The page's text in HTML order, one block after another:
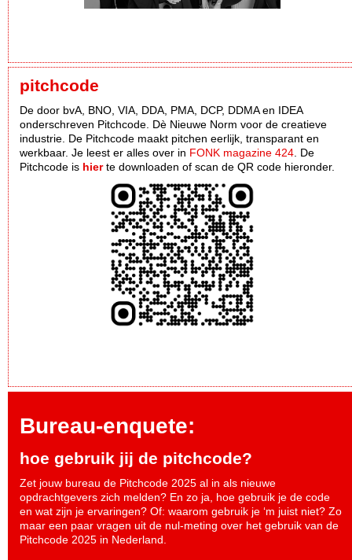
pitchcode
De door bvA, BNO, VIA, DDA, PMA, DCP, DDMA en IDEA
onderschreven Pitchcode. Dè Nieuwe Norm voor de creatieve
industrie. De Pitchcode maakt pitchen eerlijk, transparant en
werkbaar. Je leest er alles over in FONK magazine 424 . De
Pitchcode is hierte downloaden of scan de QR code hieronder.
Bureau-enquete:
hoe gebruik jij de pitchcode?
Zet jouw bureau de Pitchcode 2025 al in als nieuwe
opdrachtgevers zich melden? En zo ja, hoe gebruik je de code
en wat zijn je ervaringen? Of: waarom gebruik je ‘m juist niet? Zo
maar een paar vragen uit de nul-meting over het gebruik van de
Pitchcode 2025 in Nederland.